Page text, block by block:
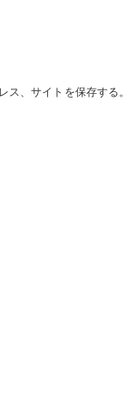
、サイトを保存する。